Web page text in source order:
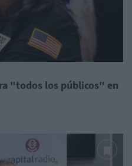
"todos los públicos" en